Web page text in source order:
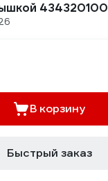
434320100
В корзину
Быстрый заказ